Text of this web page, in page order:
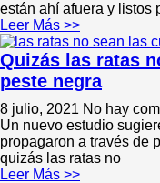
están ahí afuera y listos
Leer Más >>
Quizás las ratas
peste negra
8 julio, 2021 No hay
Un nuevo estudio
propagaron a través de
quizás las ratas no
Leer Más >>